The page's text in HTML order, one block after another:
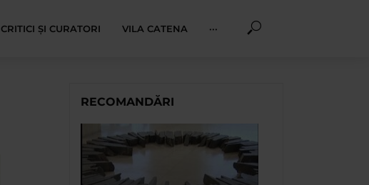
CRITICI ȘI CURATORI VILA CATENA ···
RECOMANDĂRI